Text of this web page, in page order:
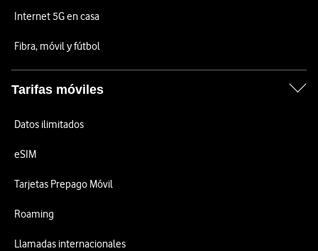
Internet 5G en casa
Fibra, móvil y fútbol
Tarifas móviles
Datos ilimitados
eSIM
Tarjetas Prepago Móvil
Roaming
Llamadas internacionales